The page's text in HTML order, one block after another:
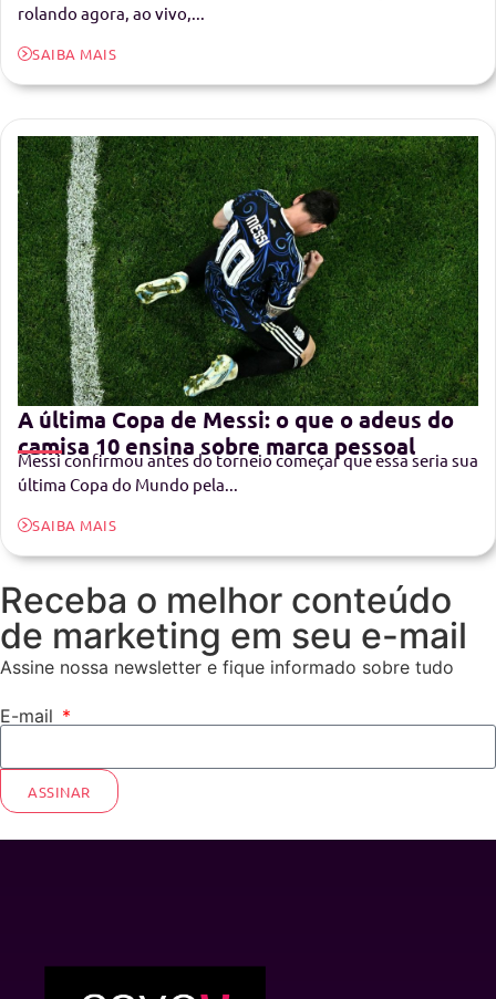
rolando agora, ao vivo,...
SAIBA MAIS
A última Copa de Messi: o que o adeus do
camisa 10 ensina sobre marca pessoal
Messi confirmou antes do torneio começar que essa seria sua
última Copa do Mundo pela...
SAIBA MAIS
Receba o melhor conteúdo
de marketing em seu e-mail
Assine nossa newsletter e fique informado sobre tudo
E-mail
ASSINAR